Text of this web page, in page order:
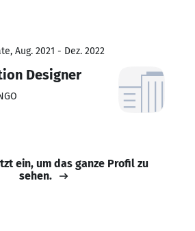
Aug. 2021 - Dez. 2022
Designer
ein, um das ganze Profil zu
sehen.